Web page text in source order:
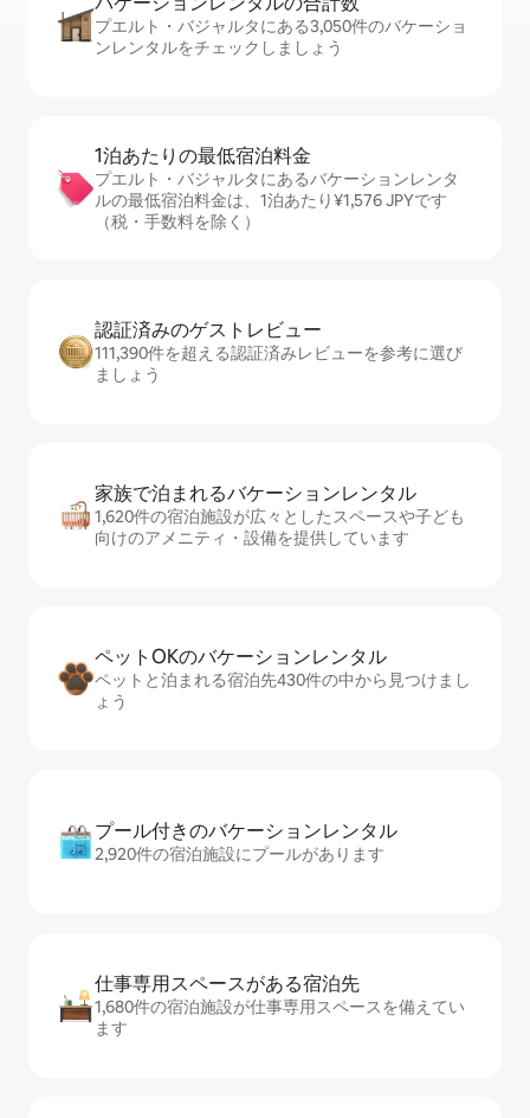
プエルト・バジャルタにある3,050件のバケーショ
ンレンタルをチェックしましょう
1泊あたりの最⁠低⁠宿⁠泊⁠料⁠金
プエルト・バジャルタにあるバケーションレンタ
ルの最低宿泊料金は、1泊あたり¥1,576 JPYです
（税・手数料を除く）
認証済みのゲ⁠ス⁠ト⁠レ⁠ビ⁠ュ⁠ー
111,390件を超える認証済みレビューを参考に選び
ましょう
家族で泊まれるバ⁠ケ⁠ー⁠シ⁠ョ⁠ンレ⁠ン⁠タ⁠ル
1,620件の宿泊施設が広々としたスペースや子ども
向けのアメニティ・設備を提供しています
ペットOKのバ⁠ケ⁠ー⁠シ⁠ョ⁠ンレ⁠ン⁠タ⁠ル
ペットと泊まれる宿泊先430件の中から見つけまし
ょう
プール付きのバ⁠ケ⁠ー⁠シ⁠ョ⁠ンレ⁠ン⁠タ⁠ル
2,920件の宿泊施設にプールがあります
仕事専用ス⁠ペ⁠ー⁠スがあ⁠る宿⁠泊⁠先
1,680件の宿泊施設が仕事専用スペースを備えてい
ます